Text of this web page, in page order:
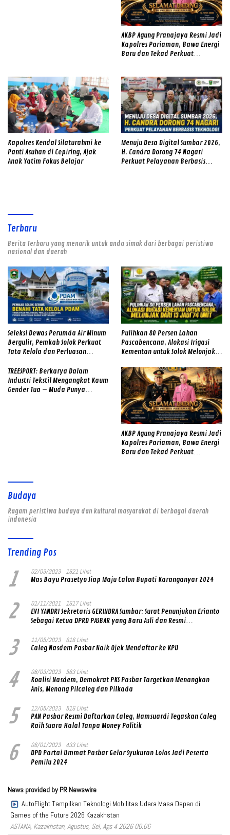
AKBP Agung Pranajaya Resmi Jadi
Kapolres Pariaman, Bawa Energi
Baru dan Tekad Perkuat
Kapolres Kendal Silaturahmi ke
Panti Asuhan di Cepiring, Ajak
Anak Yatim Fokus Belajar
Menuju Desa Digital Sumbar 2026,
H. Candra Dorong 74 Nagari
Perkuat Pelayanan Berbasis
Terbaru
Berita Terbaru yang menarik untuk anda simak dari berbagai peristiwa
nasional dan daerah
Seleksi Dewas Perumda Air Minum
Bergulir, Pemkab Solok Perkuat
Tata Kelola dan Perluasan
Pulihkan 80 Persen Lahan
Pascabencana, Alokasi Irigasi
Kementan untuk Solok Melonjak
TREESPORT: Berkarya Dalam
Industri Tekstil Mengangkat Kaum
Gender Tua – Muda Punya
AKBP Agung Pranajaya Resmi Jadi
Kapolres Pariaman, Bawa Energi
Baru dan Tekad Perkuat
Budaya
Ragam peristiwa budaya dan kultural masyarakat di berbagai daerah
indonesia
Trending Pos
1 02/03/2023 1621 Lihat
Mas Bayu Prasetyo Siap Maju Calon Bupati Karanganyar 2024
2 01/11/2021 1617 Lihat
EVI YANDRI Sekretaris GERINDRA Sumbar: Surat Penunjukan Erianto
Sebagai Ketua DPRD PASBAR yang Baru Asli dan Resmi
3 11/05/2023 616 Lihat
Caleg Nasdem Pasbar Naik Ojek Mendaftar ke KPU
4 08/03/2023 563 Lihat
Koalisi Nasdem, Demokrat PKS Pasbar Targetkan Menangkan
Anis, Menang Pilcaleg dan Pilkada
5 12/05/2023 516 Lihat
PAN Pasbar Resmi Daftarkan Caleg, Hamsuardi Tegaskan Caleg
Raih Suara Halal Tanpa Money Politik
6 06/01/2023 433 Lihat
DPD Partai Ummat Pasbar Gelar Syukuran Lolos Jadi Peserta
Pemilu 2024
News provided by PR Newswire
AutoFlight Tampilkan Teknologi Mobilitas Udara Masa Depan di
Games of the Future 2026 Kazakhstan
ASTANA, Kazakhstan, Agustus, Sel, Ags 4 2026 00.06